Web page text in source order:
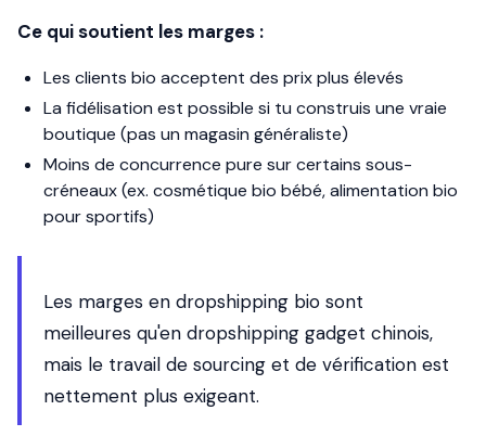
Ce qui soutient les marges :
Les clients bio acceptent des prix plus élevés
La fidélisation est possible si tu construis une vraie
boutique (pas un magasin généraliste)
Moins de concurrence pure sur certains sous-
créneaux (ex. cosmétique bio bébé, alimentation bio
pour sportifs)
Les marges en dropshipping bio sont
meilleures qu'en dropshipping gadget chinois,
mais le travail de sourcing et de vérification est
nettement plus exigeant.